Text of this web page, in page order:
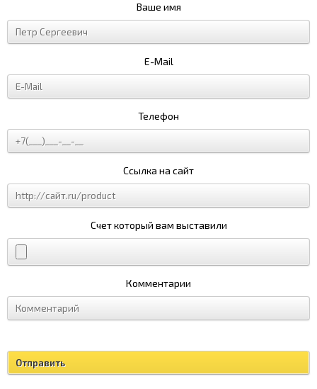
Ваше имя
E-Mail
Телефон
Ссылка на сайт
Счет который вам выставили
Комментарии